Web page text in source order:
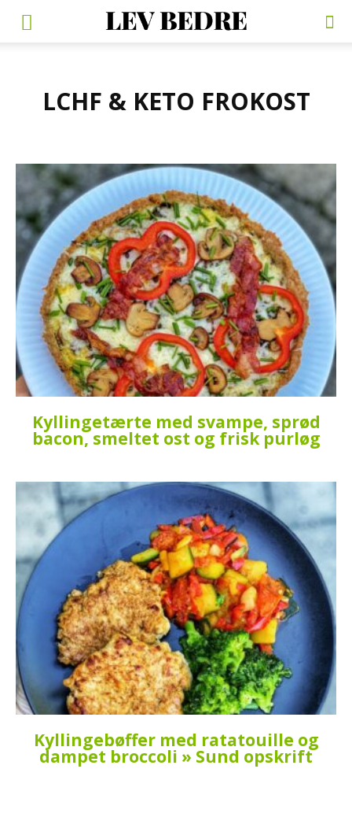
LCHF & KETO FROKOST
Kyllingetærte med svampe, sprød
bacon, smeltet ost og frisk purløg
Kyllingebøffer med ratatouille og
dampet broccoli » Sund opskrift